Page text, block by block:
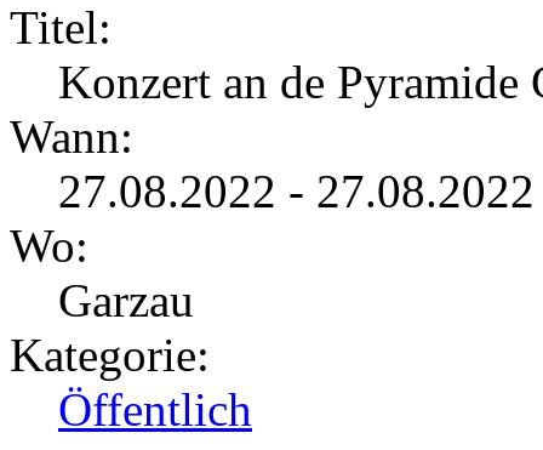
Titel:
Konzert an de Pyramide
Wann:
27.08.2022 -
Wo:
Garzau
Kategorie:
Öffentlich